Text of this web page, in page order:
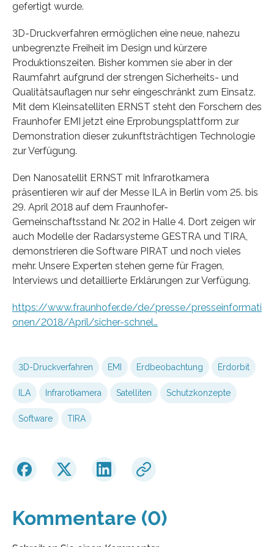
gefertigt wurde.
3D-Druckverfahren ermöglichen eine neue, nahezu
unbegrenzte Freiheit im Design und kürzere
Produktionszeiten. Bisher kommen sie aber in der
Raumfahrt aufgrund der strengen Sicherheits- und
Qualitätsauflagen nur sehr eingeschränkt zum Einsatz.
Mit dem Kleinsatelliten ERNST steht den Forschern des
Fraunhofer EMI jetzt eine Erprobungsplattform zur
Demonstration dieser zukunftsträchtigen Technologie
zur Verfügung.
Den Nanosatellit ERNST mit Infrarotkamera
präsentieren wir auf der Messe ILA in Berlin vom 25. bis
29. April 2018 auf dem Fraunhofer-
Gemeinschaftsstand Nr. 202 in Halle 4. Dort zeigen wir
auch Modelle der Radarsysteme GESTRA und TIRA,
demonstrieren die Software PIRAT und noch vieles
mehr. Unsere Experten stehen gerne für Fragen,
Interviews und detaillierte Erklärungen zur Verfügung.
https://www.fraunhofer.de/de/presse/presseinformati
onen/2018/April/sicher-schnel…
3D-Druckverfahren EMI Erdbeobachtung Erdorbit
ILA Infrarotkamera Satelliten Schutzkonzepte
Software TIRA
Kommentare (0)